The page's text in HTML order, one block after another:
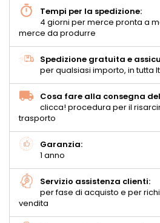
Tempi per la spedizione:
4 giorni per merce pronta a
merce da produrre
Spedizione gratuita e
per qualsiasi importo, in tutta
Cosa fare alla consegna
clicca! procedura per il
trasporto
Garanzia:
1 anno
Servizio assistenza clienti:
per fase di acquisto e per
vendita